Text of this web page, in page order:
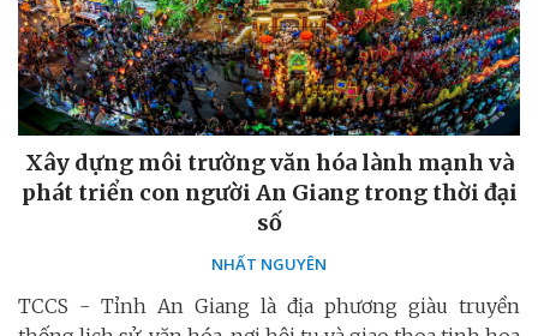
Xây dựng môi trường văn hóa lành mạnh và
phát triển con người An Giang trong thời đại
số
NHẤT NGUYÊN
TCCS - Tỉnh An Giang là địa phương giàu truyền